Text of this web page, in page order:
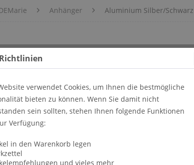
Anhänger Aluminium Silber/Schwarz
verwendet Cookies, um Ihnen die bestmögliche
bieten zu können. Wenn Sie damit nicht
sein sollten, stehen Ihnen folgende Funktionen
Verfügung:
in den Warenkorb legen
und vieles mehr